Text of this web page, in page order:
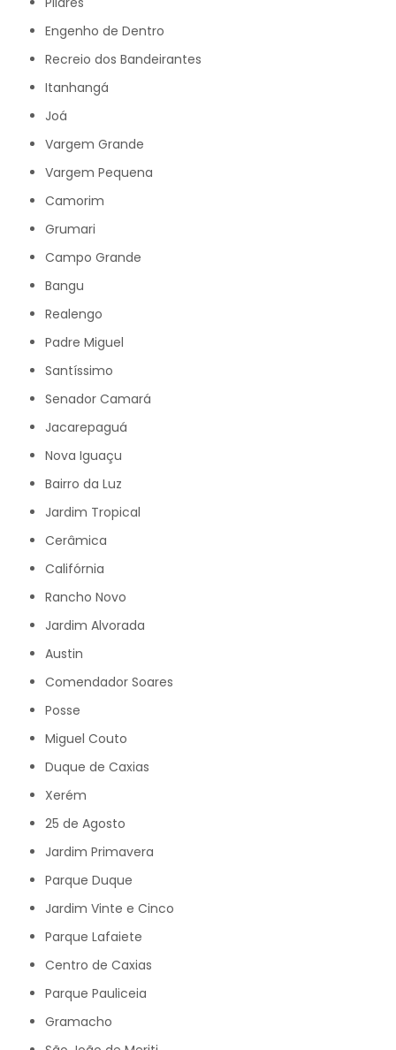
Engenho de Dentro
Recreio dos Bandeirantes
Itanhangá
Joá
Vargem Grande
Vargem Pequena
Camorim
Grumari
Campo Grande
Bangu
Realengo
Padre Miguel
Santíssimo
Senador Camará
Jacarepaguá
Nova Iguaçu
Bairro da Luz
Jardim Tropical
Cerâmica
Califórnia
Rancho Novo
Jardim Alvorada
Austin
Comendador Soares
Posse
Miguel Couto
Duque de Caxias
Xerém
25 de Agosto
Jardim Primavera
Parque Duque
Jardim Vinte e Cinco
Parque Lafaiete
Centro de Caxias
Parque Pauliceia
Gramacho